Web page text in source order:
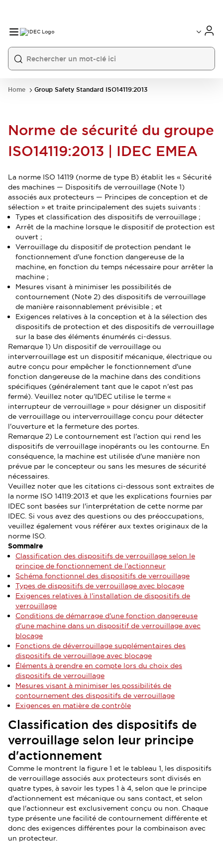
Home Group Safety Standard ISO14119:2013
Norme de sécurité du groupe
ISO14119:2013 | IDEC EMEA
La norme ISO 14119 (norme de type B) établit les « Sécurité
des machines — Dispositifs de verrouillage (Note 1)
associés aux protecteurs — Principes de conception et de
sélection » et traite principalement des sujets suivants :
Types et classification des dispositifs de verrouillage ;
Arrêt de la machine lorsque le dispositif de protection est
ouvert ;
Verrouillage du dispositif de protection pendant le
fonctionnement d'une fonction dangereuse de la
machine, en fonction du temps nécessaire pour arrêter la
machine ;
Mesures visant à minimiser les possibilités de
contournement (Note 2) des dispositifs de verrouillage
de manière raisonnablement prévisible ; et
Exigences relatives à la conception et à la sélection des
dispositifs de protection et des dispositifs de verrouillage
sur la base des éléments énumérés ci-dessus.
Remarque 1) Un dispositif de verrouillage ou
interverrouillage est un dispositif mécanique, électrique ou
autre conçu pour empêcher le fonctionnement d'une
fonction dangereuse de la machine dans des conditions
spécifiques (généralement tant que le capot n'est pas
fermé). Veuillez noter qu'IDEC utilise le terme «
interrupteur de verrouillage » pour désigner un dispositif
de verrouillage ou interverrouillage conçu pour détecter
l'ouverture et la fermeture des portes.
Remarque 2) Le contournement est l'action qui rend les
dispositifs de verrouillage inopérants ou les contourne. En
conséquence, la machine est utilisée d'une manière non
prévue par le concepteur ou sans les mesures de sécurité
nécessaires.
Veuillez noter que les citations ci-dessous sont extraites de
la norme ISO 14119:2013 et que les explications fournies par
IDEC sont basées sur l'interprétation de cette norme par
IDEC. Si vous avez des questions ou des préoccupations,
veuillez également vous référer aux textes originaux de la
norme ISO.
Sommaire
Classification des dispositifs de verrouillage selon le
principe de fonctionnement de l'actionneur
Schéma fonctionnel des dispositifs de verrouillage
Types de dispositifs de verrouillage avec blocage
Exigences relatives à l'installation de dispositifs de
verrouillage
Conditions de démarrage d'une fonction dangereuse
d'une machine dans un dispositif de verrouillage avec
blocage
Fonctions de déverrouillage supplémentaires des
dispositifs de verrouillage avec blocage
Éléments à prendre en compte lors du choix des
dispositifs de verrouillage
Mesures visant à minimiser les possibilités de
contournement des dispositifs de verrouillage
Exigences en matière de contrôle
Classification des dispositifs de
verrouillage selon leur principe
d'actionnement
Comme le montrent la figure 1 et le tableau 1, les dispositifs
de verrouillage associés aux protecteurs sont divisés en
quatre types, à savoir les types 1 à 4, selon que le principe
d'actionnement est mécanique ou sans contact, et selon
que l'actionneur est exclusivement conçu ou non. Chaque
type présente une facilité de contournement différente et
donc des exigences différentes pour la combinaison avec
un protecteur.